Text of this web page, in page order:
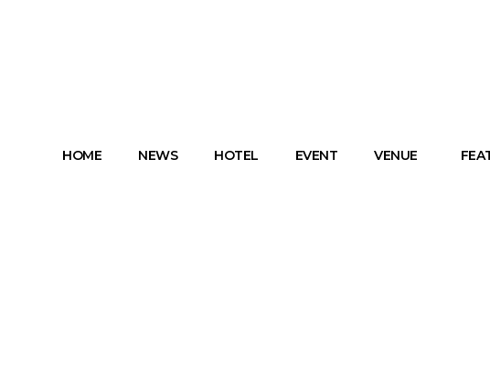
HOME NEWS HOTEL EVENT VENUE